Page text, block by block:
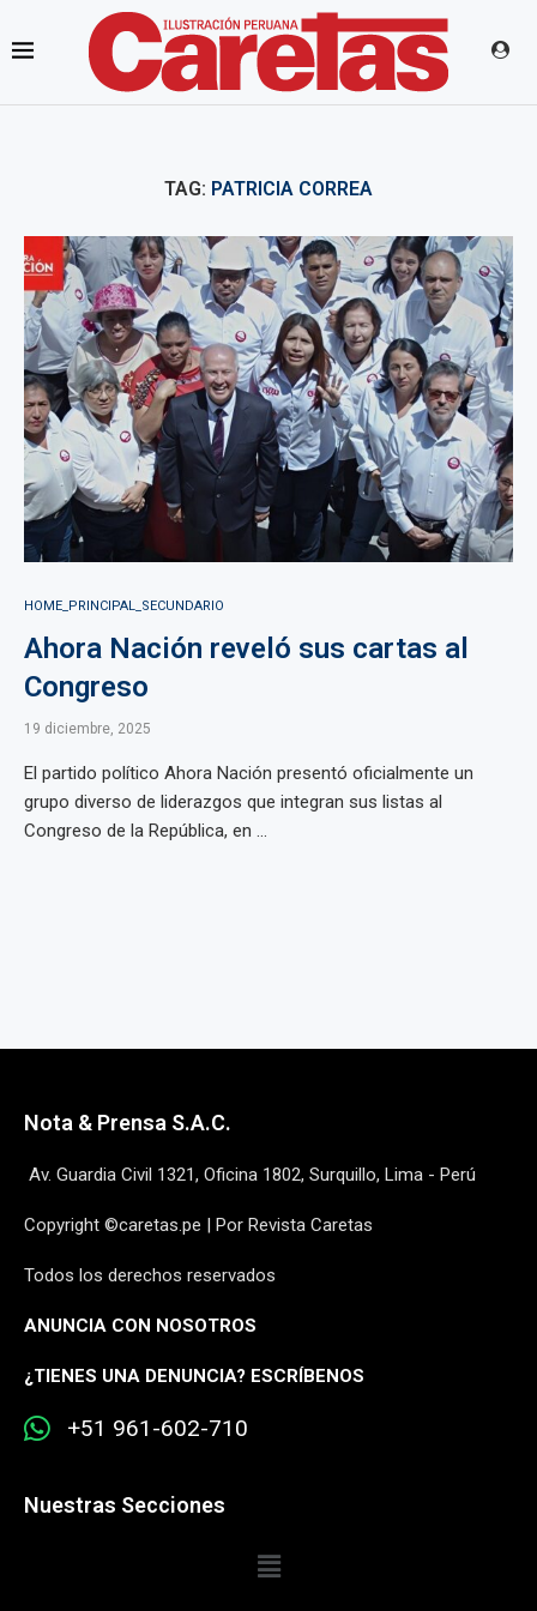
TAG: PATRICIA CORREA
HOME_PRINCIPAL_SECUNDARIO
Ahora Nación reveló sus cartas al
Congreso
19 diciembre, 2025
El partido político Ahora Nación presentó oficialmente un
grupo diverso de liderazgos que integran sus listas al
Congreso de la República, en ...
Nota & Prensa S.A.C.
Av. Guardia Civil 1321, Oficina 1802, Surquillo, Lima - Perú
Copyright ©caretas.pe | Por Revista Caretas
Todos los derechos reservados
ANUNCIA CON NOSOTROS
¿TIENES UNA DENUNCIA? ESCRÍBENOS
+51 961-602-710
Nuestras Secciones